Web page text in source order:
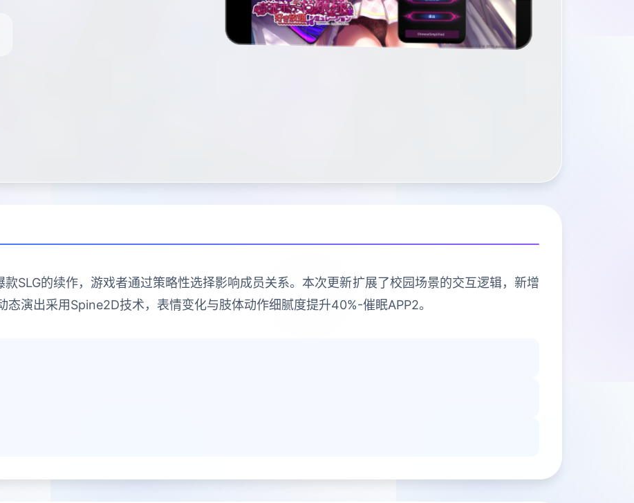
款SLG的续作，游戏者通过策略性选择影响成员关系。本次更新扩展了校园场景的交互逻辑，新增
态演出采用Spine2D技术，表情变化与肢体动作细腻度提升40%-催眠APP2。